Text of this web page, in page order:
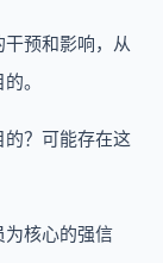
预和影响，从
。
？可能存在这
核心的强信